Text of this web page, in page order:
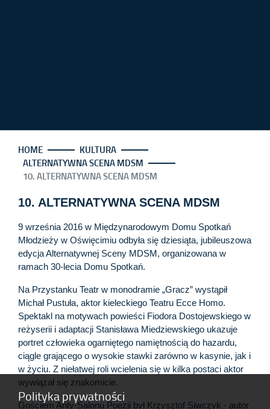
Polityka prywatności
HOME
KULTURA
ALTERNATYWNA SCENA MDSM
10. ALTERNATYWNA SCENA MDSM
10. ALTERNATYWNA SCENA MDSM
9 września 2016 w Międzynarodowym Domu Spotkań
Młodzieży w Oświęcimiu odbyła się dziesiąta, jubileuszowa
edycja Alternatywnej Sceny MDSM, organizowana w
ramach 30-lecia Domu Spotkań.
Na Przystanku Teatr w monodramie „Gracz” wystąpił
Michał Pustuła, aktor kieleckiego Teatru Ecce Homo.
Spektakl na motywach powieści Fiodora Dostojewskiego w
reżyserii i adaptacji Stanisława Miedziewskiego ukazuje
portret człowieka ogarniętego namiętnością do hazardu,
ciągle grającego o wysokie stawki zarówno w kasynie, jak i
w życiu. Z niełatwej roli wcielenia się w kilka postaci aktor
wywiązał się znakomicie.
Gościem Anty-Salonu Poezji był Krzysztof Siwczyk - autor